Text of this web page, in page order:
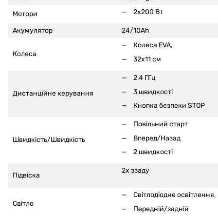
Мотори
2x200 Вт
Акумулятор 24/10Ah
Колеса
Колеса EVA,
32x11 см
Дистанційне керування
2,4 ГГц
3 швидкості
Кнопка безпеки STOP
Швидкість/Швидкість
Повільний старт
Вперед/Назад
2 швидкості
Підвіска
2x ззаду
Світло
Світлодіодне освітлення,
Передній/задній